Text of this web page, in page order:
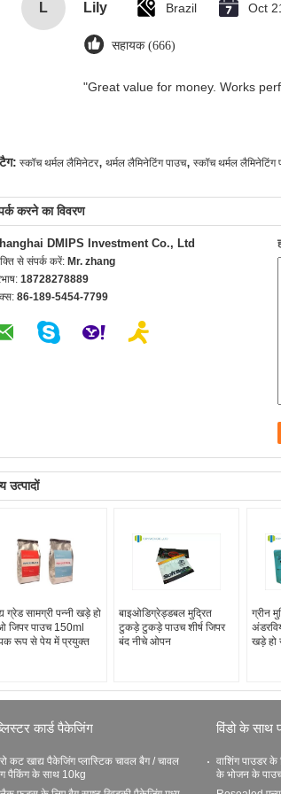
L Lily Brazil Oct
सहायक (666)
"Great value for money. Works
टैग: स्कॉच थर्मल लैमिनेटर, थर्मल लैमिनेटिंग पाउच, स्कॉच थर्मल लैमिनेटिंग
करने का विवरण
DMIPS Investment Co., Ltd
से संपर्क करें: Mr. zhang
18728278889
86-189-5454-7799
उत्पादों
ग्रेड सामग्री पन्नी खड़े हो
जिपर पाउच 150ml
रूप से पेय में प्रयुक्त
बाइओडिग्रेड्डबल मुद्रित
टुकड़े टुकड़े पाउच शीर्ष जिपर
बंद नीचे ओपन
ग्रीन
खड़े हो
कार्ड पैकेजिंग
कट खाद्य पैकेजिंग प्लास्टिक चावल बैग / चावल
पैकिंग के साथ 10kg
विंडो के साथ
वाशिंग पाउडर
के भोजन के